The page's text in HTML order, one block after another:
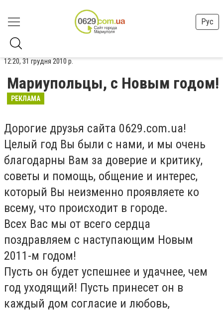
Рус
12:20, 31 грудня 2010 р.
Мариупольцы, с Новым годом!
РЕКЛАМА
Дорогие друзья сайта 0629.com.ua!
Целый год Вы были с нами, и мы очень
благодарны Вам за доверие и критику,
советы и помощь, общение и интерес,
который Вы неизменно проявляете ко
всему, что происходит в городе.
Всех Вас мы от всего сердца
поздравляем с наступающим Новым
2011-м годом!
Пусть он будет успешнее и удачнее, чем
год уходящий! Пусть принесет он в
каждый дом согласие и любовь,